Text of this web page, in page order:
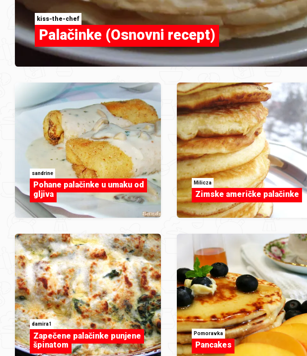
kiss-the-chef
Palačinke (Osnovni recept)
sandrine
Pohane palačinke u umaku od
gljiva
Milicza
Zimske američke palačinke
damira1
Zapečene palačinke punjene
špinatom
Pomoravka
Pancakes